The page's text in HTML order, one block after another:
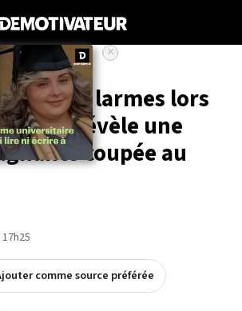
Tele
Inès en larmes lors
elle révèle une
coupée au
comme source préférée
×